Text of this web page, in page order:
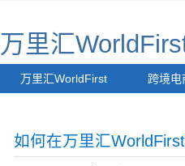
万里汇
万里汇WorldFirst 跨境电
如何在万里汇